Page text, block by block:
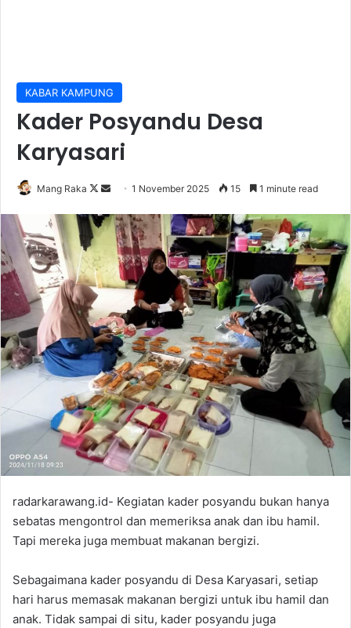
KABAR KAMPUNG
‎Kader Posyandu Desa
Karyasari
Mang Raka
Follow
X
Send
email
1 November 2025 15 1 minute read
radarkarawang.id- Kegiatan kader posyandu bukan hanya
sebatas mengontrol dan memeriksa anak dan ibu hamil.
Tapi mereka juga membuat makanan bergizi.
‎Sebagaimana kader posyandu di Desa Karyasari, setiap
hari harus memasak makanan bergizi untuk ibu hamil dan
anak. Tidak sampai di situ, kader posyandu juga